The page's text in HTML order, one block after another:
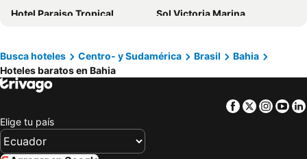
Hotel Paraiso Tropical
Sol Victoria Marina
Hotel São Domingos
Hotel da Bahia by Wish
Kûara Hotel
Best Western Shalimar Praia Hotel
Salvador Mar Hotel
Sueds Plaza
Sueds Segundo Sol
Busca hoteles Centro- y Sudamérica Brasil
Bahia
Hoteles baratos en Bahia
Facebook
Twitter
Elige tu país